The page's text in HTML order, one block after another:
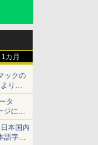
1カ月
ックの
り
タ
ジに関
本国内
語字幕